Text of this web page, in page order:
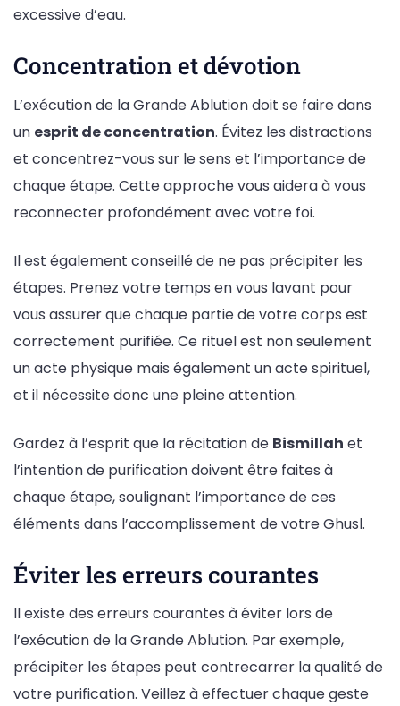
excessive d’eau.
Concentration et dévotion
L’exécution de la Grande Ablution doit se faire dans
un esprit de concentration. Évitez les distractions
et concentrez-vous sur le sens et l’importance de
chaque étape. Cette approche vous aidera à vous
reconnecter profondément avec votre foi.
Il est également conseillé de ne pas précipiter les
étapes. Prenez votre temps en vous lavant pour
vous assurer que chaque partie de votre corps est
correctement purifiée. Ce rituel est non seulement
un acte physique mais également un acte spirituel,
et il nécessite donc une pleine attention.
Gardez à l’esprit que la récitation de Bismillah et
l’intention de purification doivent être faites à
chaque étape, soulignant l’importance de ces
éléments dans l’accomplissement de votre Ghusl.
Éviter les erreurs courantes
Il existe des erreurs courantes à éviter lors de
l’exécution de la Grande Ablution. Par exemple,
précipiter les étapes peut contrecarrer la qualité de
votre purification. Veillez à effectuer chaque geste